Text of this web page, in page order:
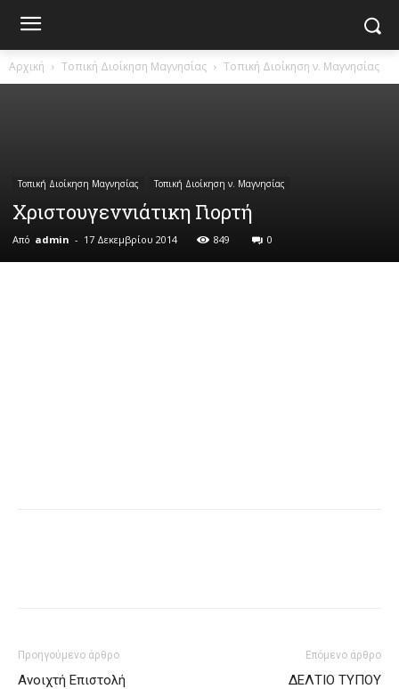
Αρχική Τοπική Διοίκηση Μαγνησίας Τοπική Διοίκηση ν. Μαγνησίας
Τοπική Διοίκηση Μαγνησίας Τοπική Διοίκηση ν. Μαγνησίας
Χριστουγεννιάτικη Γιορτή
Από admin - 17 Δεκεμβρίου 2014 849 0
Προηγούμενο άρθρο
Ανοιχτή Επιστολή
Επόμενο άρθρο
ΔΕΛΤΙΟ ΤΥΠΟΥ